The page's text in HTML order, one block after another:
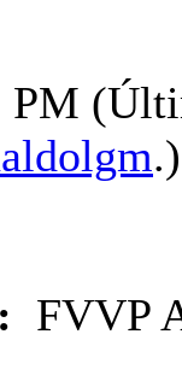
PM
.)
FVVP